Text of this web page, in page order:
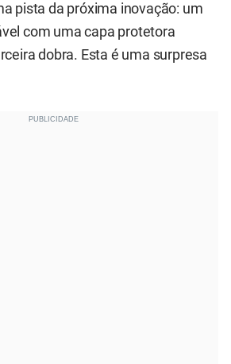
pista da próxima inovação: um
com uma capa protetora
dobra. Esta é uma surpresa